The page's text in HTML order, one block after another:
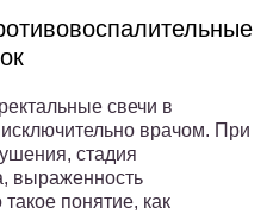
свечи в
врачом. При
стадия
выраженность
понятие, как